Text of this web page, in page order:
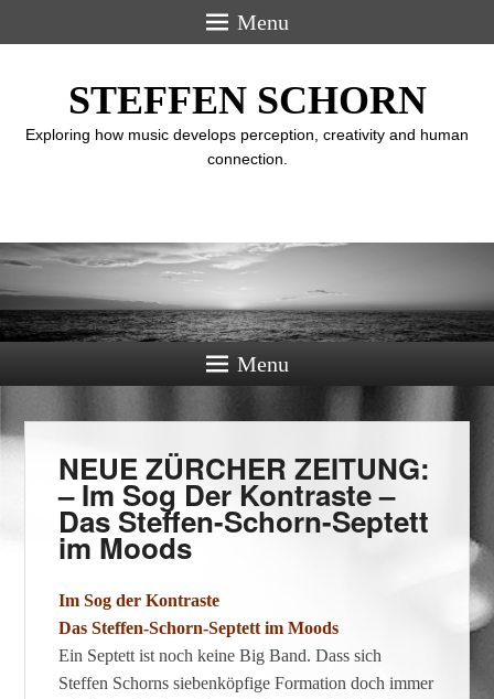
Menu
STEFFEN SCHORN
Exploring how music develops perception, creativity and human
connection.
Menu
NEUE ZÜRCHER ZEITUNG:
– Im Sog Der Kontraste –
Das Steffen-Schorn-Septett
im Moods
Im Sog der Kontraste
Das Steffen-Schorn-Septett im Moods
Ein Septett ist noch keine Big Band. Dass sich
Steffen Schorns siebenköpfige Formation doch immer